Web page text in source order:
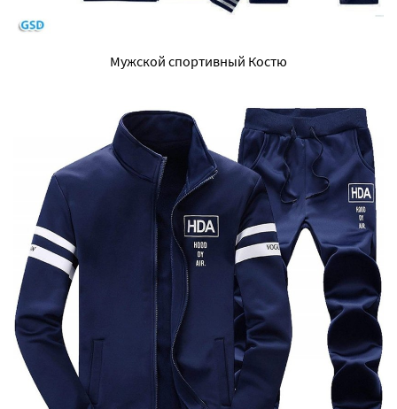
Мужской спортивный Костю